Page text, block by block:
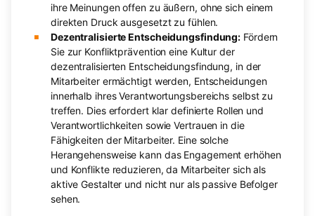
ihre Meinungen offen zu äußern, ohne sich einem
direkten Druck ausgesetzt zu fühlen.
Dezentralisierte Entscheidungsfindung: Fördern
Sie zur Konfliktprävention eine Kultur der
dezentralisierten Entscheidungsfindung, in der
Mitarbeiter ermächtigt werden, Entscheidungen
innerhalb ihres Verantwortungsbereichs selbst zu
treffen. Dies erfordert klar definierte Rollen und
Verantwortlichkeiten sowie Vertrauen in die
Fähigkeiten der Mitarbeiter. Eine solche
Herangehensweise kann das Engagement erhöhen
und Konflikte reduzieren, da Mitarbeiter sich als
aktive Gestalter und nicht nur als passive Befolger
sehen.